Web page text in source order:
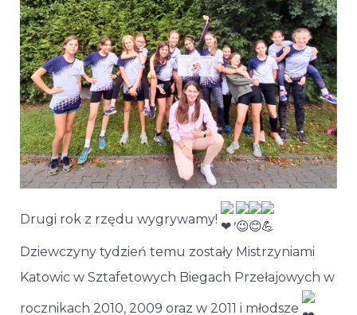
Drugi rok z rzędu wygrywamy! ,
Dziewczyny tydzień temu zostały Mistrzyniami
Katowic w Sztafetowych Biegach Przełajowych w
rocznikach 2010, 2009 oraz w 2011 i młodsze